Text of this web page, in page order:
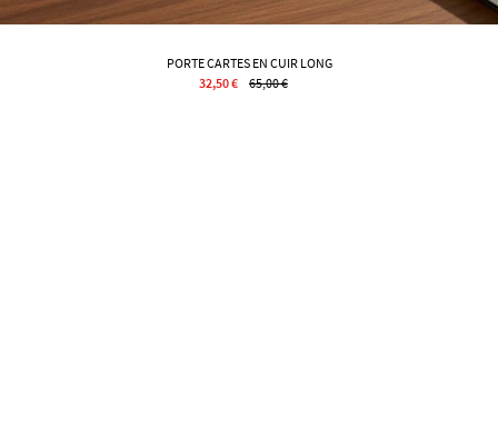
PORTE CARTES EN CUIR LONG
32,50 €
65,00 €